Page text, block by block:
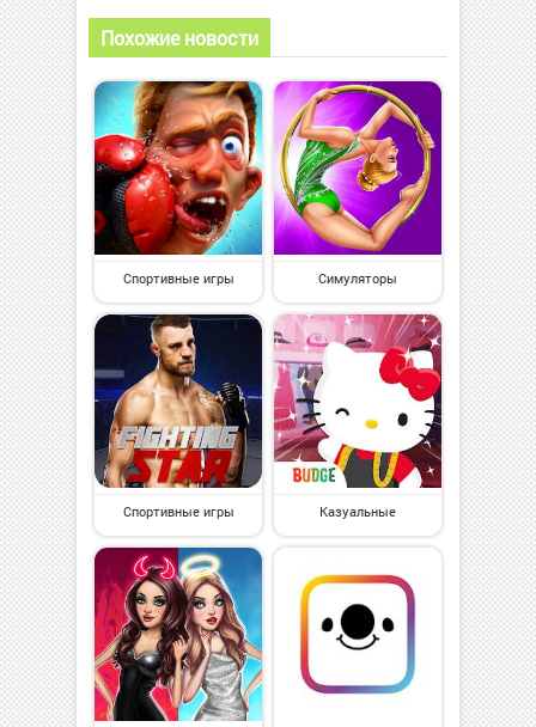
Похожие новости
Спортивные игры Симуляторы
Спортивные игры Казуальные